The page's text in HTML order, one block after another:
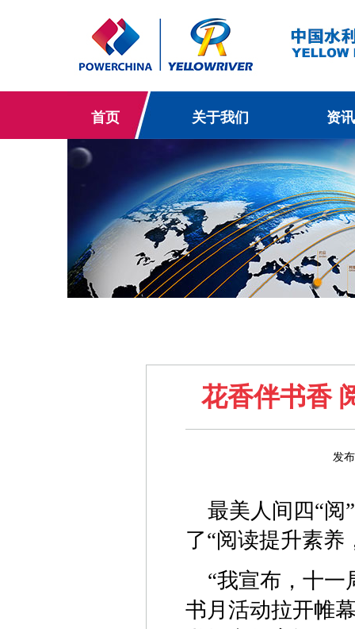
首页 关于我们 资
花香伴书香
发
最美人间四“阅
了“‌‌阅读提升素养
“我宣布，十一
书月活动拉开帷